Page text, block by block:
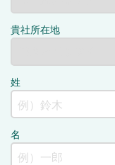
貴社所在地
姓
名